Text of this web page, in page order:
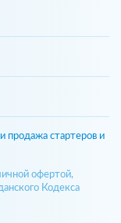
стартеров и
офертой,
Кодекса